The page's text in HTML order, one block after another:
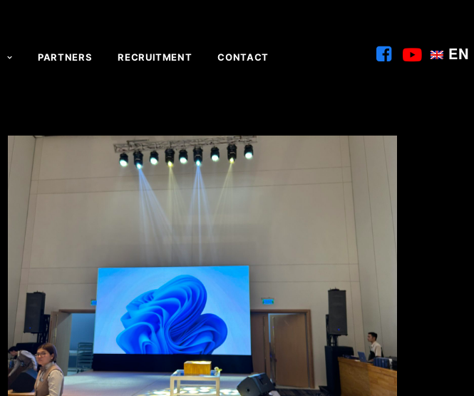
PARTNERS RECRUITMENT CONTACT EN